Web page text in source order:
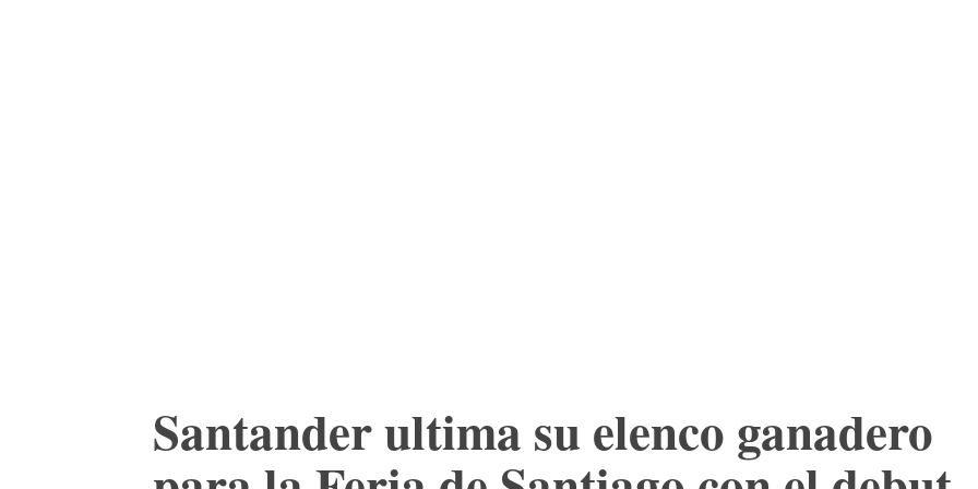
Santander ultima su elenco ganadero